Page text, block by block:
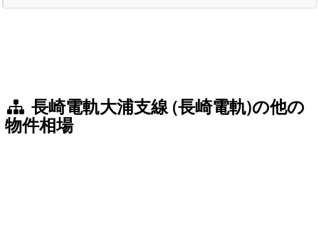
長崎電軌大浦支線 (長崎電軌)の他の
物件相場